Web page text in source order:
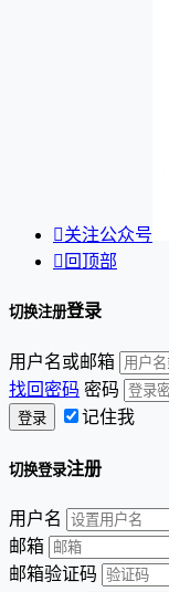
关注公众号
 回顶部
切换注册登录
用户名或邮箱
找回密码 密码
记住我
切换登录注册
用户名
邮箱
邮箱验证码